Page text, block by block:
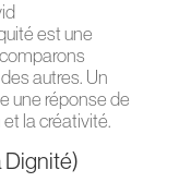
est une
autres. Un
une réponse de
la créativité.
Dignité)